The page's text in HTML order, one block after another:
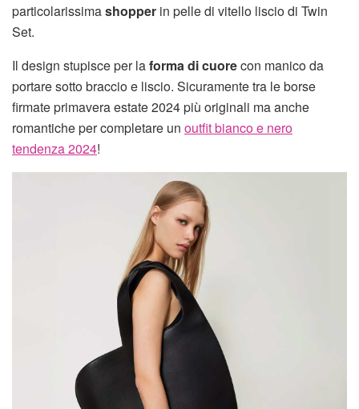
particolarissimashopper in pelle di vitello liscio di Twin
Set.
Il design stupisce per laforma di cuorecon manico da
portare sotto braccio e liscio. Sicuramente tra le borse
firmate primavera estate 2024 più originali ma anche
romantiche per completare un outfit bianco e nero
tendenza 2024!